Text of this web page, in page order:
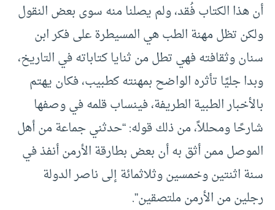
أن هذا الكتاب فُقد، ولم يصلنا منه سوى بعض النقول
ولكن تظل مهنة الطب هي المسيطرة على فكر ابن
سنان وثقافته فهي تطل من ثنايا كتاباته في التاريخ،
وبدا جليًا تأثره الواضح بمهنته كطبيب، فكان يهتم
بالأخبار الطبية الطريفة، فينساب قلمه في وصفها
شارحًا ومحللاً، من ذلك قوله: “حدثني جماعة من أهل
الموصل ممن أثق به أن بعض بطارقة الأرمن أنفذ في
سنة اثنتين وخمسين وثلاثمائة إلى ناصر الدولة
رجلين من الأرمن ملتصقين”.